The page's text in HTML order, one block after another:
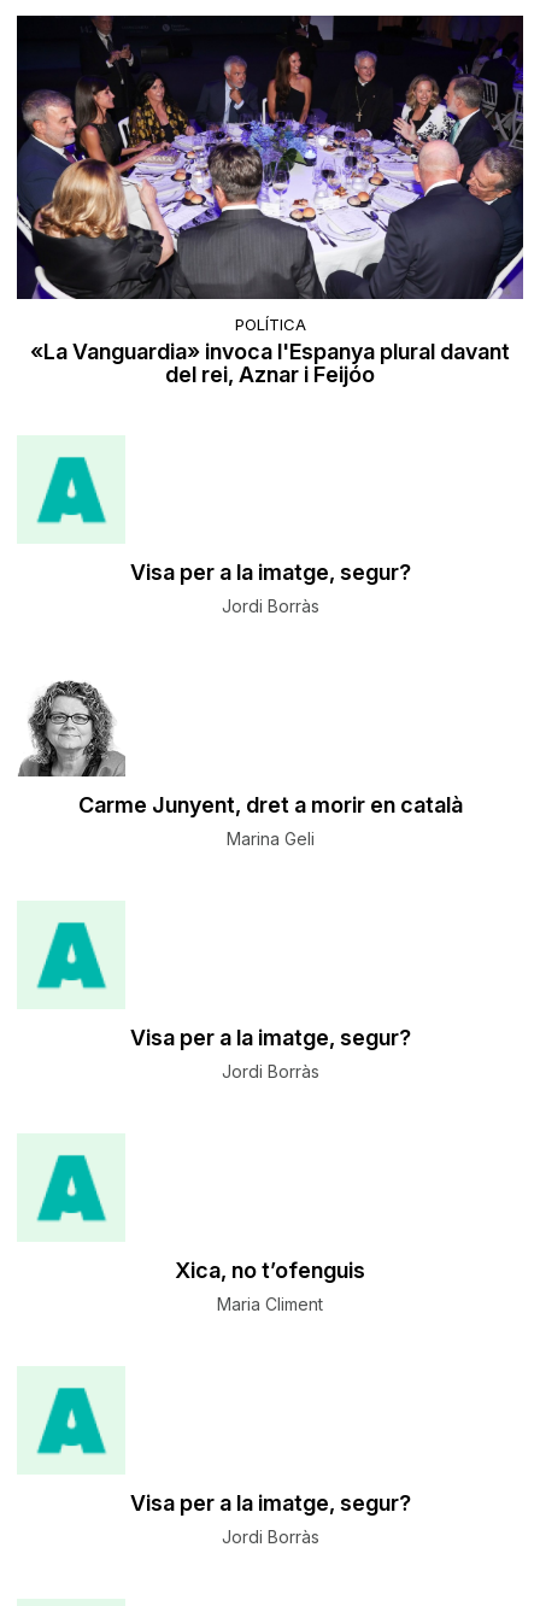
POLÍTICA
«La Vanguardia» invoca l'Espanya plural davant
del rei, Aznar i Feijóo
Visa per a la imatge, segur?
Jordi Borràs
Carme Junyent, dret a morir en català
Marina Geli
Visa per a la imatge, segur?
Jordi Borràs
Xica, no t’ofenguis
Maria Climent
Visa per a la imatge, segur?
Jordi Borràs